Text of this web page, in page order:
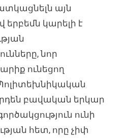
այն
երբեմն կարելի է
նոր
ունեցող
Պոլիտեխնիկական
բավական երկար
ունի
հետ, որը չիփ